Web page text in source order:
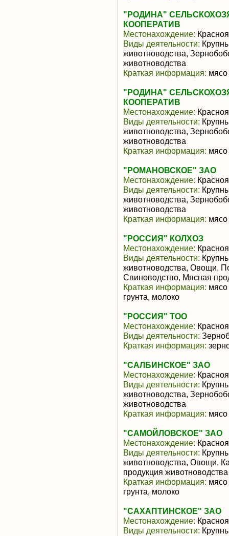
"РОДИНА"
КООПЕРАТИВ
Местонахождение:
Виды деятельности:
животноводства,
животноводства
Краткая информация: мясо
"РОДИНА"
КООПЕРАТИВ
Местонахождение:
Виды деятельности:
животноводства,
животноводства
Краткая информация: мясо
"РОМАНОВСКОЕ" ЗАО
Местонахождение:
Виды деятельности:
животноводства,
животноводства
Краткая информация: мясо
"РОССИЯ" КОЛХОЗ
Местонахождение:
Виды деятельности:
животноводства, Овощи,
Свиноводство, Мясная
Краткая информация: мясо
грунта, молоко
"РОССИЯ" ТОО
Местонахождение:
Виды деятельности:
Краткая информация:
"САЛБИНСКОЕ" ЗАО
Местонахождение:
Виды деятельности:
животноводства,
животноводства
Краткая информация: мясо
"САМОЙЛОВСКОЕ" ЗАО
Местонахождение:
Виды деятельности:
животноводства, Овощи,
продукция животноводства
Краткая информация: мясо
грунта, молоко
"САХАПТИНСКОЕ" ЗАО
Местонахождение:
Виды деятельности: